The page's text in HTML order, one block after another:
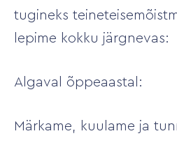
tugineks
lepime kokku järgnevas:
Algaval õppeaastal:
Märkame, kuulame ja